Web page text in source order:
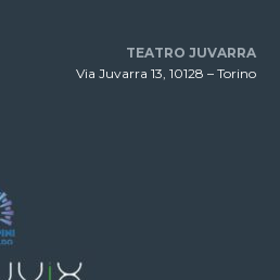
TEATRO JUVARRA
Via Juvarra 13, 10128 – Torino